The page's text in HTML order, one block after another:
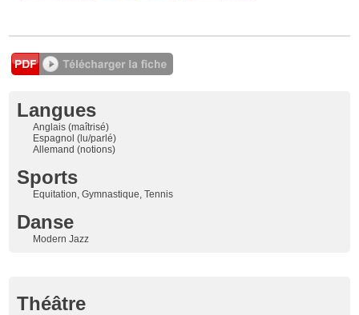
Langues
Anglais (maîtrisé)
Espagnol (lu/parlé)
Allemand (notions)
Sports
Equitation, Gymnastique, Tennis
Danse
Modern Jazz
Théâtre